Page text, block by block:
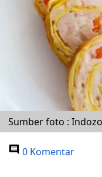
Sumber foto :
0 Komentar